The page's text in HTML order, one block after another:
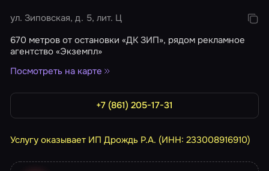
ул. Зиповская, д. 5, лит. Ц
670 метров от остановки «ДК ЗИП», рядом рекламное
агентство «Экземпл»
Посмотреть на карте
+7 (861) 205-17-31
Услугу оказывает ИП Дрождь Р.А. (ИНН: 233008916910)